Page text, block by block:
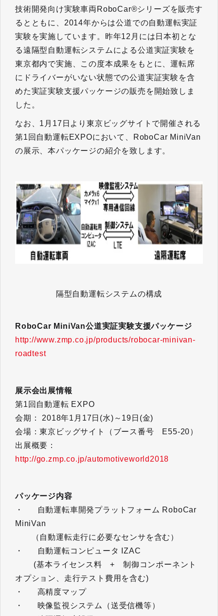
技術開発向け実験車両RoboCar®シリーズを販売す
るとともに、2014年からは公道での自動運転実証
実験を実施しています。昨年12月には日本初とな
る遠隔型自動運転システムによる公道実証実験を
東京都内で実施、この度本成果をもとに、運転席
にドライバーがいない状態での公道実証実験を含
めた実証実験支援パッケージの販売を開始致しま
した。
なお、1月17日より東京ビッグサイトで開催される
第1回自動運転EXPOにおいて、RoboCar MiniVan
の展示、本パッケージの紹介を致します。
隔型自動運転システムの構成
RoboCar MiniVan公道実証実験支援パッケージ
http://www.zmp.co.jp/products/robocar-minivan-
roadtest
展示会出展情報
第1回自動運転 EXPO
会期： 2018年1月17日(水)～19日(金)
会場：東京ビッグサイト（ブース番号 E55-20）
出展概要：
http://go.zmp.co.jp/automotiveworld2018
パッケージ内容
・ 自動運転車開発プラットフォーム RoboCar
MiniVan
（自動運転走行に必要なセンサを含む）
・ 自動運転コンピュータ IZAC
(基本ライセンス料 + 制御コンポーネント
オプション、走行テスト費用を含む)
・ 高精度マップ
・ 映像監視システム（送受信機等）